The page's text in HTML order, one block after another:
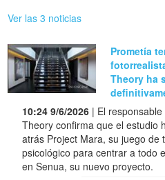
Ver las 3 noticias
Prometía
Theory ha
10:24 9/6/2026 | El
Theory confirma que el estudio
atrás Project Mara, su juego de
psicológico para centrar a todo
en Senua, su nuevo proyecto.